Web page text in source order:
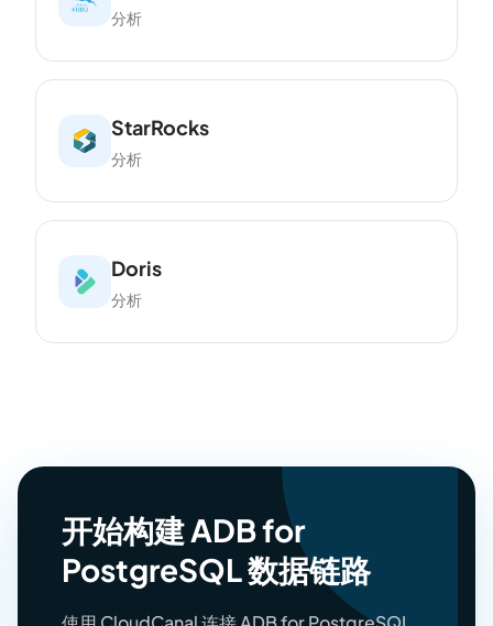
分析
StarRocks
分析
Doris
分析
开始构建 ADB for
PostgreSQL 数据链路